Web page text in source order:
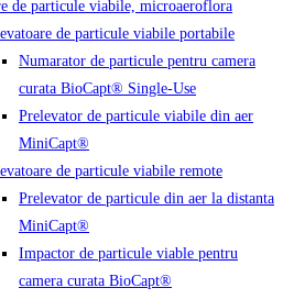
de particule viabile, microaeroflora
de particule viabile portabile
Numarator de particule pentru camera
curata BioCapt® Single-Use
Prelevator de particule viabile din aer
MiniCapt®
de particule viabile remote
Prelevator de particule din aer la distanta
MiniCapt®
Impactor de particule viable pentru
camera curata BioCapt®